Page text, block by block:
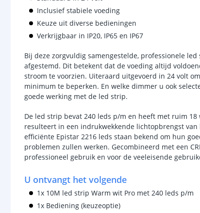
Inclusief stabiele voeding
Keuze uit diverse bedieningen
Verkrijgbaar in IP20, IP65 en IP67
Bij deze zorgvuldig samengestelde, professionele
afgestemd. Dit betekent dat de voeding altijd
stroom te voorzien. Uiteraard uitgevoerd in 24 volt
minimum te beperken. En welke dimmer u ook
goede werking met de led strip.
De led strip bevat 240 leds p/m en heeft met ruim
resulteert in een indrukwekkende lichtopbrengst
efficiënte Epistar 2216 leds staan bekend om hun
problemen zullen werken. Gecombineerd met een
professioneel gebruik en voor de veeleisende
U ontvangt het volgende
1x 10M led strip Warm wit Pro met 240 leds p/m
1x Bediening (keuzeoptie)